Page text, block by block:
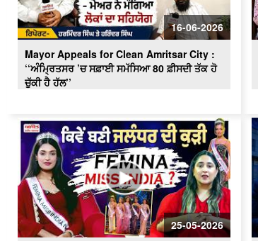
16-06-2026
Mayor Appeals for Clean Amritsar City :
‘‘ਅੰਮ੍ਰਿਤਸਰ ’ਚ ਸਫ਼ਾਈ ਸਮੱਸਿਆ 80 ਫ਼ੀਸਦੀ ਤੱਕ ਹੋ
ਚੁੱਕੀ ਹੈ ਹੱਲ’’
25-05-2026